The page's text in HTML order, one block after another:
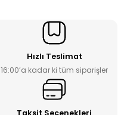
Hızlı Teslimat
16:00’a kadar ki tüm siparişler